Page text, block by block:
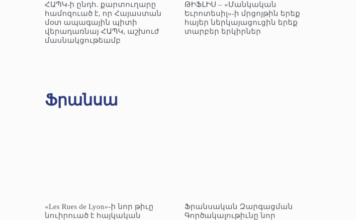
ՀԱՊԿ-ի ընդհ. քարտուղարը
համոզուած է, որ Հայաստան
մօտ ապագային պիտի
վերադառնայ ՀԱՊԿ, աշխուժ
մասնակցութեամբ
ԹԻՖԼԻՍ – «Մանկական
Եւրոտեսիլ»-ի մրցոյթին երեք
հայեր ներկայացուցին երեք
տարբեր երկիրներ
Ֆրանսա
«Les Rues de Lyon»-ի նոր թիւը
նուիրուած է հայկական
Ֆրանսական Զարգացման
Գործակալութիւնը նոր